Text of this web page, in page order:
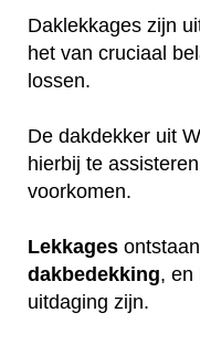
Daklekkages zijn
het van cruciaal
lossen.
De dakdekker uit
hierbij te
voorkomen.
Lekkages
dakbedekking, en
uitdaging zijn.